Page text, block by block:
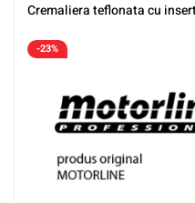
Cremaliera teflonata cu
-23%